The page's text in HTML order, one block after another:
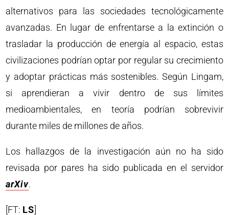
alternativos para las sociedades tecnológicamente
avanzadas. En lugar de enfrentarse a la extinción o
trasladar la producción de energía al espacio, estas
civilizaciones podrían optar por regular su crecimiento
y adoptar prácticas más sostenibles. Según Lingam,
si aprendieran a vivir dentro de sus límites
medioambientales, en teoría podrían sobrevivir
durante miles de millones de años.
Los hallazgos de la investigación aún no ha sido
revisada por pares ha sido publicada en el servidor
arXiv.
[FT: LS